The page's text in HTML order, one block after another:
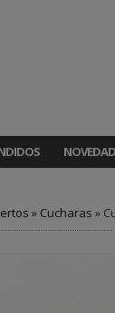
» Cucharas »